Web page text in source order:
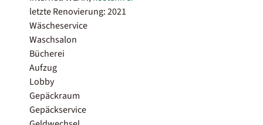
letzte Renovierung: 2021
Wäscheservice
Waschsalon
Bücherei
Aufzug
Lobby
Gepäckraum
Gepäckservice